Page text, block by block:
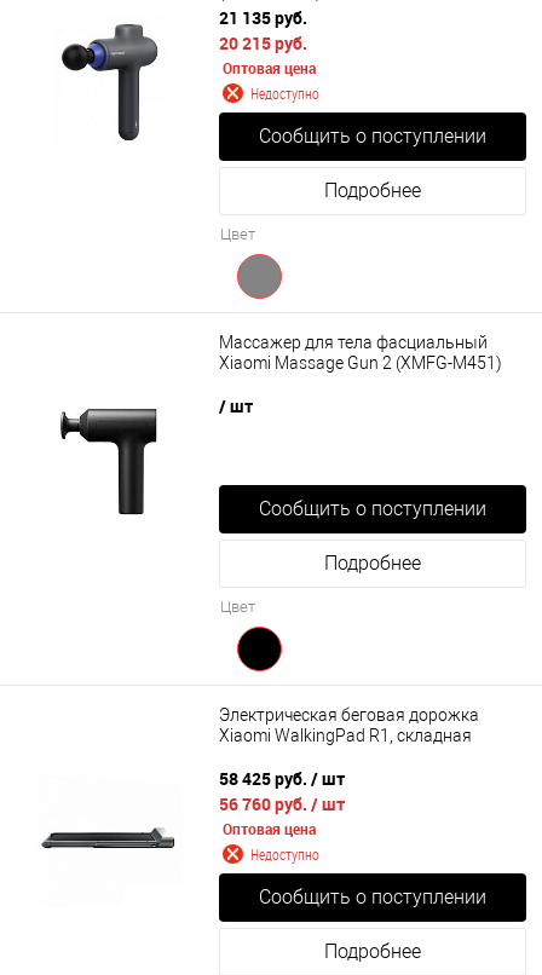
21 135 руб.
20 215 руб.
Оптовая цена
Недоступно
Сообщить о поступлении
Подробнее
Цвет
Массажер для тела фасциальный
Xiaomi Massage Gun 2 (XMFG-M451)
/ шт
Сообщить о поступлении
Подробнее
Цвет
Электрическая беговая дорожка
Xiaomi WalkingPad R1, складная
58 425 руб. / шт
56 760 руб. / шт
Оптовая цена
Недоступно
Сообщить о поступлении
Подробнее